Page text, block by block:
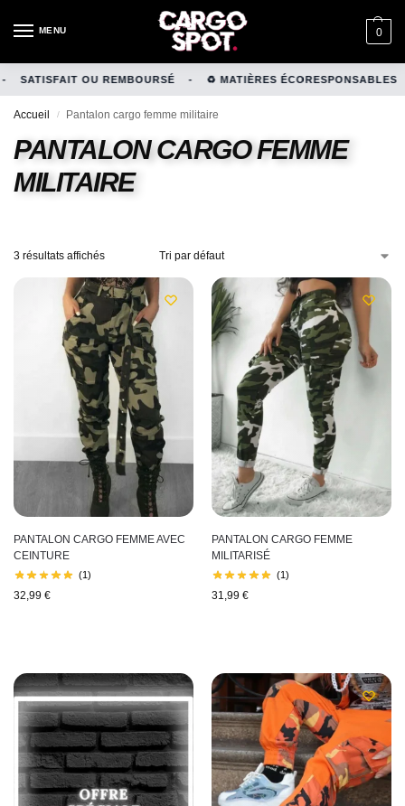
MENU 0
SATISFAIT OU REMBOURSÉ - ♻️ MATIÈRES ÉCORESPONSABLES -
Accueil / Pantalon cargo femme militaire
PANTALON CARGO FEMME
MILITAIRE
3 résultats affichés
PANTALON CARGO FEMME AVEC
CEINTURE
(1)
32,99 €
PANTALON CARGO FEMME
MILITARISÉ
(1)
31,99 €